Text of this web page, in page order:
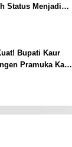
Status Menjadi
Bupati Kaur
Pramuka Kaur